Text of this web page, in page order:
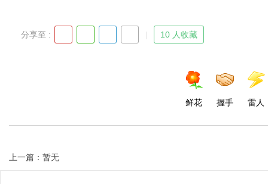
分享至 : 10 人收藏
鲜花 握手 雷人
上一篇：暂无